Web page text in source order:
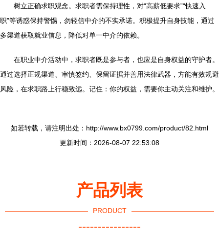
树立正确求职观念。求职者需保持理性，对“高薪低要求”“快速入
职”等诱惑保持警惕，勿轻信中介的不实承诺。积极提升自身技能，通过
多渠道获取就业信息，降低对单一中介的依赖。
在职业中介活动中，求职者既是参与者，也应是自身权益的守护者。
通过选择正规渠道、审慎签约、保留证据并善用法律武器，方能有效规避
风险，在求职路上行稳致远。记住：你的权益，需要你主动关注和维护。
如若转载，请注明出处：http://www.bx0799.com/product/82.html
更新时间：2026-08-07 22:53:08
产品列表
PRODUCT
----------------